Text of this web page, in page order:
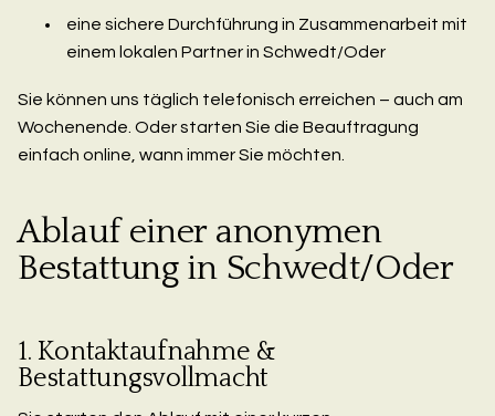
eine sichere Durchführung in Zusammenarbeit mit
einem lokalen Partner in Schwedt/Oder
Sie können uns täglich telefonisch erreichen – auch am
Wochenende. Oder starten Sie die Beauftragung
einfach online, wann immer Sie möchten.
Ablauf einer anonymen
Bestattung in Schwedt/Oder
1. Kontaktaufnahme &
Bestattungsvollmacht